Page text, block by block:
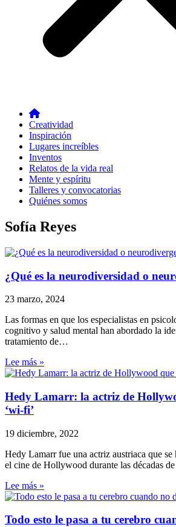
Creatividad
Inspiración
Lugares increíbles
Inventos
Relatos de la vida real
Mente y espíritu
Talleres y convocatorias
Quiénes somos
Sofía Reyes
¿Qué es la neurodiversidad o
23 marzo, 2024
Las formas en que los especialistas en
cognitivo y salud mental han abordado la
tratamiento de…
Lee más »
Hedy Lamarr: la actriz de
‘wi-fi’
19 diciembre, 2022
Hedy Lamarr fue una actriz austriaca que se
el cine de Hollywood durante las décadas
Lee más »
Todo esto le pasa a tu cerebro